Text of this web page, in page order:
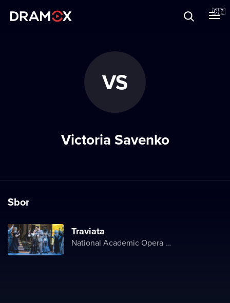
🇨🇿
VS
Victoria Savenko
Sbor
Traviata
National Academic Opera and Ballet Theater of Ukraine